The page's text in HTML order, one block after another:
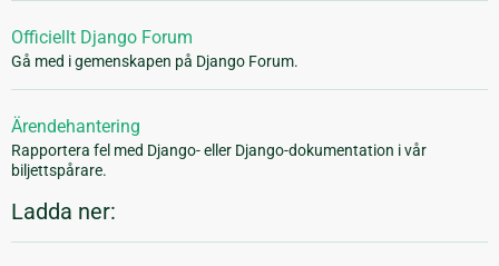
Officiellt Django Forum
Gå med i gemenskapen på Django Forum.
Ärendehantering
Rapportera fel med Django- eller Django-dokumentation i vår
biljettspårare.
Ladda ner: